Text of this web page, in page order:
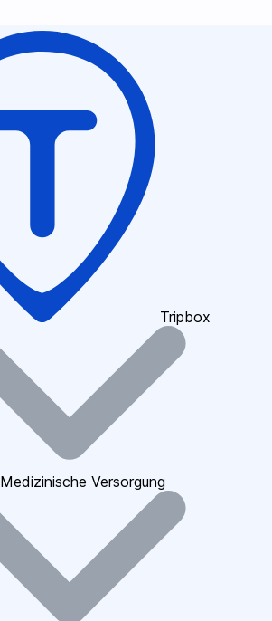
Tripbox
Medizinische Versorgung